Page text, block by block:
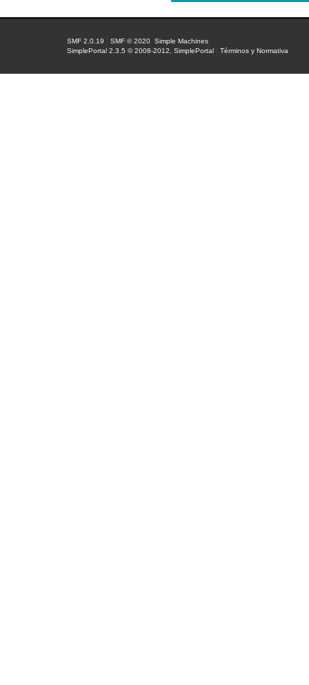
SMF 2.0.19 |SMF © 2020 ,Simple Machines
SimplePortal 2.3.5 © 2008-2012, SimplePortal
|Términos y Normativa